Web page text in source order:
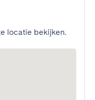
locatie bekijken.